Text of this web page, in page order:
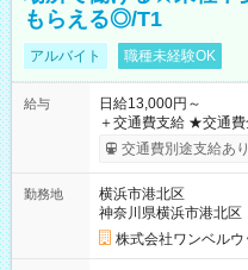
もらえる◎/T1
アルバイト 職種未経験OK
給与
日給13,000円～
＋交通費支給 ★交通費全額支給！ ┗案件により規定あり ★日払
いOK！（規定あり）
ンビニATMから 日払い分を
交通費別途支給あり
勤務地
横浜市港北区
神奈川県横浜市港北区
株式会社ワンベルウ